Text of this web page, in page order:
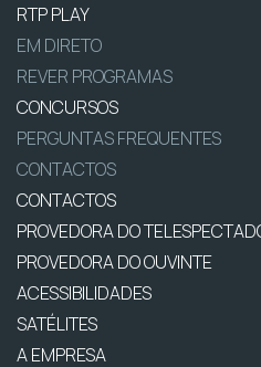
RTP PLAY
EM DIRETO
REVER PROGRAMAS
CONCURSOS
PERGUNTAS FREQUENTES
CONTACTOS
CONTACTOS
PROVEDORA DO
PROVEDORA DO OUVINTE
ACESSIBILIDADES
SATÉLITES
A EMPRESA